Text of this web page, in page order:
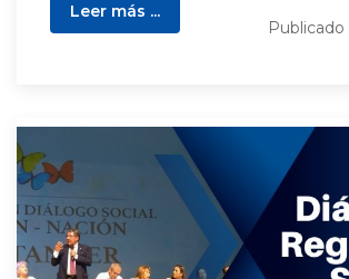
Leer más ...
Publicado